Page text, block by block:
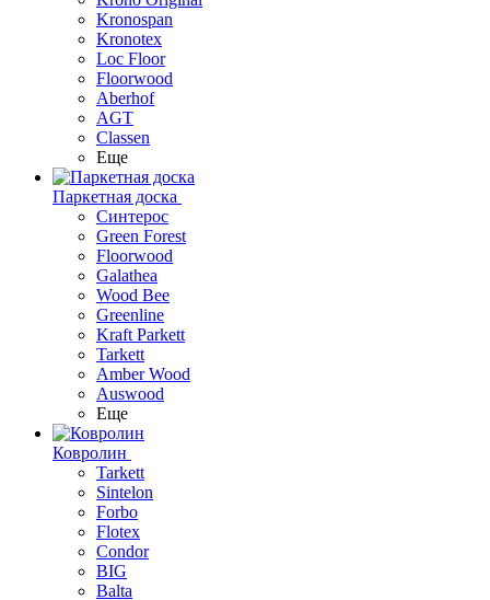
Kronospan
Kronotex
Loc Floor
Floorwood
Aberhof
AGT
Classen
Еще
Паркетная доска
Синтерос
Green Forest
Floorwood
Galathea
Wood Bee
Greenline
Kraft Parkett
Tarkett
Amber Wood
Auswood
Еще
Ковролин
Tarkett
Sintelon
Forbo
Flotex
Condor
BIG
Balta